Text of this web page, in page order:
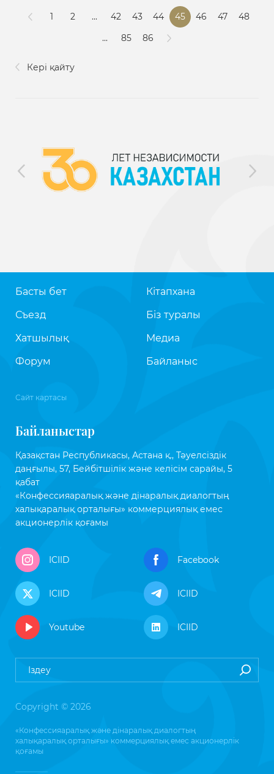
Кері қайту
1 2 ... 42 43 44 45 46 47
48
...
85 86
Басты бет
Съезд
Хатшылық
Форум
Кітапхана
Біз туралы
Медиа
Байланыс
Сайт картасы
Байланыстар
Қазақстан Республикасы, Астана қ., Тәуелсіздік
даңғылы, 57, Бейбітшілік және келісім сарайы, 5
қабат
«Конфессияаралық және дінаралық диалогтың
халықаралық орталығы» коммерциялық емес
акционерлік қоғамы
ICIID Facebook
ICIID ICIID
Youtube ICIID
Copyright © 2026
«Конфессияаралық және дінаралық диалогтың
халықаралық орталығы» коммерциялық емес акционерлік
қоғамы